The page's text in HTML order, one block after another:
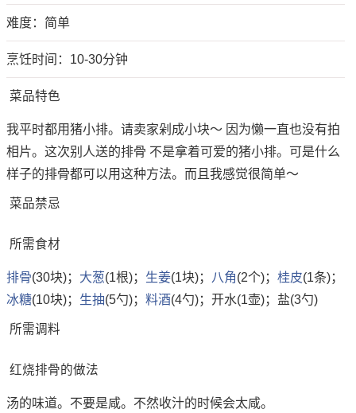
难度：简单
烹饪时间：10-30分钟
菜品特色
我平时都用猪小排。请卖家剁成小块～ 因为懒一直也没有拍
相片。这次别人送的排骨 不是拿着可爱的猪小排。可是什么
样子的排骨都可以用这种方法。而且我感觉很简单～
菜品禁忌
所需食材
排骨(30块)； 大葱(1根)； 生姜(1块)； 八角(2个)； 桂皮(1条)；
冰糖(10块)； 生抽(5勺)； 料酒(4勺)；开水(1壶)；盐(3勺)
所需调料
红烧排骨的做法
汤的味道。不要是咸。不然收汁的时候会太咸。